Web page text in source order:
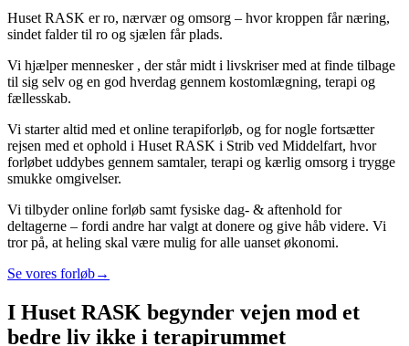
Huset RASK er ro, nærvær og omsorg – hvor kroppen får næring,
sindet falder til ro og sjælen får plads.
Vi hjælper mennesker , der står midt i livskriser med at finde tilbage
til sig selv og en god hverdag gennem kostomlægning, terapi og
fællesskab.
Vi starter altid med et online terapiforløb, og for nogle fortsætter
rejsen med et ophold i Huset RASK i Strib ved Middelfart, hvor
forløbet uddybes gennem samtaler, terapi og kærlig omsorg i trygge
smukke omgivelser.
Vi tilbyder online forløb samt fysiske dag- & aftenhold for
deltagerne – fordi andre har valgt at donere og give håb videre. Vi
tror på, at heling skal være mulig for alle uanset økonomi.
Se vores forløb→
I Huset RASK begynder vejen mod et
bedre liv ikke i terapirummet